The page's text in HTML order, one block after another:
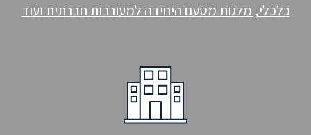
כלכלי, מלגות מטעם היחידה למעורבות חברתית ועוד